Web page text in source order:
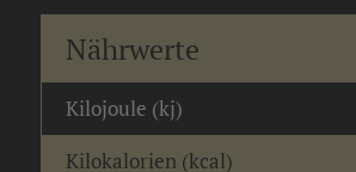
Nährwerte
Kilojoule (kj)
Kilokalorien (kcal)